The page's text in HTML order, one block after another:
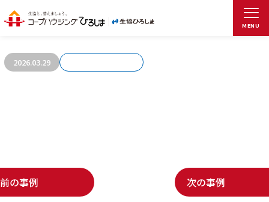
MENU
お客さまの声119
2026.03.29
前の事例 次の事例